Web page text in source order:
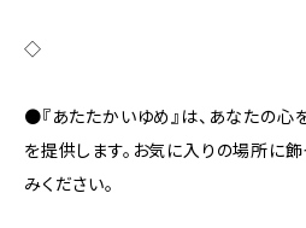
◇
●『あたたかいゆめ』は、あなたの心
を提供します。お気に入りの場所に
みください。